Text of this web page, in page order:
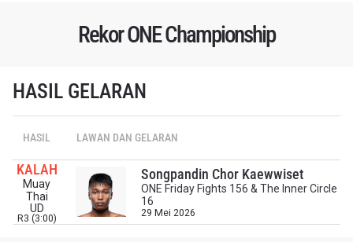
Rekor ONE Championship
HASIL GELARAN
HASIL LAWAN DAN GELARAN
KALAH
Muay
Thai
UD
R3 (3:00)
Songpandin Chor Kaewwiset
ONE Friday Fights 156 & The Inner Circle
16
29 Mei 2026
LAWAN
IKUTI PERKEMBANGAN TERBARU
Bawa ONE Championship kemana pun anda pergi!
Daftar sekarang untuk mendapat akses ke berita
terbaru, tawaran spesial, dan akses awal untuk kursi
terbaik di gelaran langsung kami.
EMAIL